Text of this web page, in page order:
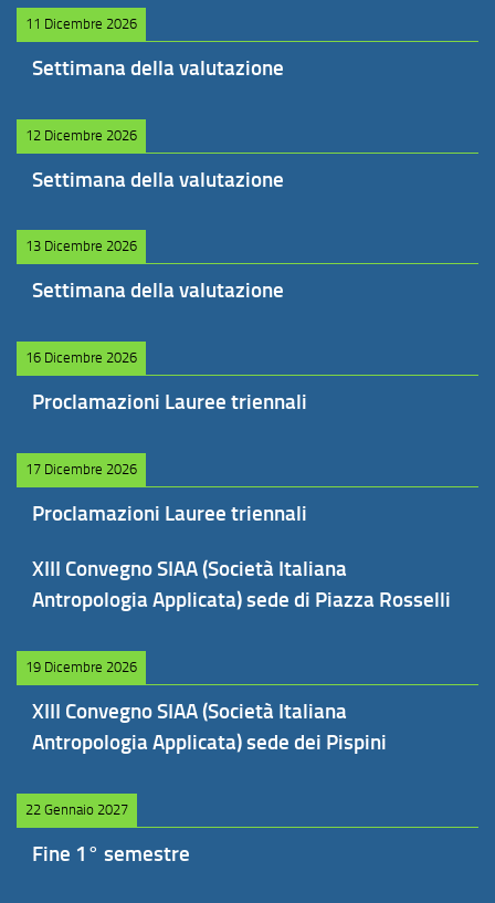
11 Dicembre 2026
Settimana della valutazione
12 Dicembre 2026
Settimana della valutazione
13 Dicembre 2026
Settimana della valutazione
16 Dicembre 2026
Proclamazioni Lauree triennali
17 Dicembre 2026
Proclamazioni Lauree triennali
XIII Convegno SIAA (Società Italiana
Antropologia Applicata) sede di Piazza Rosselli
19 Dicembre 2026
XIII Convegno SIAA (Società Italiana
Antropologia Applicata) sede dei Pispini
22 Gennaio 2027
Fine 1° semestre